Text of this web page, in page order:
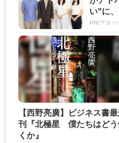
い”に
PR(アタ
【西野亮廣】ビジネス書
刊『北極星 僕たちはどう
くか』